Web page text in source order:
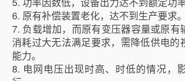
6. 原有补偿装置老化，达不到生产要求。
7. 负载增加，而原有变压器容量或原有
消耗过大无法满足要求，需降低供电的
能力。
8. 电网电压出现时高、时低的情况，